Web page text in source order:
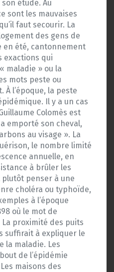
étude. Au
sont les mauvaises
faut secourir. La
des gens de
en été, cantonnement
exactions qui
maladie » ou la
mots peste ou
l’époque, la peste
Il y a un cas
Colomès est
emporté son cheval,
au visage ». La
le nombre limité
annuelle, en
à brûler les
penser à une
choléra ou typhoïde,
à l’époque
où le mot de
proximité des puits
suffirait à expliquer le
la maladie. Les
de l’épidémie
maisons des